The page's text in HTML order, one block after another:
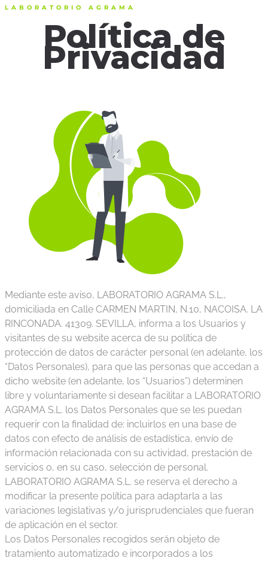
LABORATORIO AGRAMA
Política de
Privacidad
Mediante este aviso, LABORATORIO AGRAMA S.L.,
domiciliada en Calle CARMEN MARTIN, N.10, NACOISA. LA
RINCONADA. 41309. SEVILLA, informa a los Usuarios y
visitantes de su website acerca de su política de
protección de datos de carácter personal (en adelante, los
“Datos Personales), para que las personas que accedan a
dicho website (en adelante, los “Usuarios”) determinen
libre y voluntariamente si desean facilitar a LABORATORIO
AGRAMA S.L. los Datos Personales que se les puedan
requerir con la finalidad de: incluirlos en una base de
datos con efecto de análisis de estadística, envío de
información relacionada con su actividad, prestación de
servicios o, en su caso, selección de personal.
LABORATORIO AGRAMA S.L. se reserva el derecho a
modificar la presente política para adaptarla a las
variaciones legislativas y/o jurisprudenciales que fueran
de aplicación en el sector.
Los Datos Personales recogidos serán objeto de
tratamiento automatizado e incorporados a los